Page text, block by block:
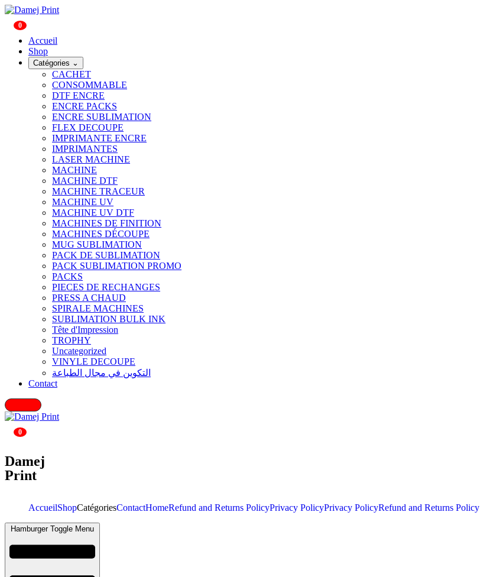
0
Accueil
Shop
Catégories ⌄
CACHET
CONSOMMABLE
DTF ENCRE
ENCRE PACKS
ENCRE SUBLIMATION
FLEX DECOUPE
IMPRIMANTE ENCRE
IMPRIMANTES
LASER MACHINE
MACHINE
MACHINE DTF
MACHINE TRACEUR
MACHINE UV
MACHINE UV DTF
MACHINES DE FINITION
MACHINES DÉCOUPE
MUG SUBLIMATION
PACK DE SUBLIMATION
PACK SUBLIMATION PROMO
PACKS
PIECES DE RECHANGES
PRESS A CHAUD
SPIRALE MACHINES
SUBLIMATION BULK INK
Tête d'Impression
TROPHY
Uncategorized
VINYLE DECOUPE
التكوين في مجال الطباعة
Contact
0
Damej
Print
AccueilShopCatégoriesContactHomeRefund and Returns PolicyPrivacy PolicyPrivacy PolicyRefund and Returns Policy
Hamburger Toggle Menu